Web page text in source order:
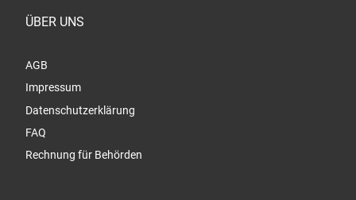
ÜBER UNS
AGB
Impressum
Datenschutzerklärung
FAQ
Rechnung für Behörden